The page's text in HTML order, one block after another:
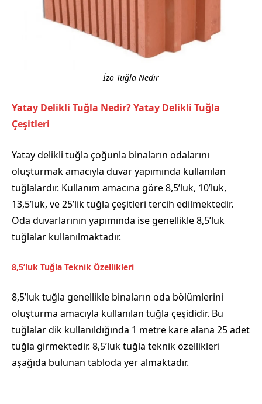
İzo Tuğla Nedir
Yatay Delikli Tuğla Nedir? Yatay Delikli Tuğla
Çeşitleri
Yatay delikli tuğla çoğunla binaların odalarını
oluşturmak amacıyla duvar yapımında kullanılan
tuğlalardır. Kullanım amacına göre 8,5’luk, 10’luk,
13,5’luk, ve 25’lik tuğla çeşitleri tercih edilmektedir.
Oda duvarlarının yapımında ise genellikle 8,5’luk
tuğlalar kullanılmaktadır.
8,5’luk Tuğla Teknik Özellikleri
8,5’luk tuğla genellikle binaların oda bölümlerini
oluşturma amacıyla kullanılan tuğla çeşididir. Bu
tuğlalar dik kullanıldığında 1 metre kare alana 25 adet
tuğla girmektedir. 8,5’luk tuğla teknik özellikleri
aşağıda bulunan tabloda yer almaktadır.